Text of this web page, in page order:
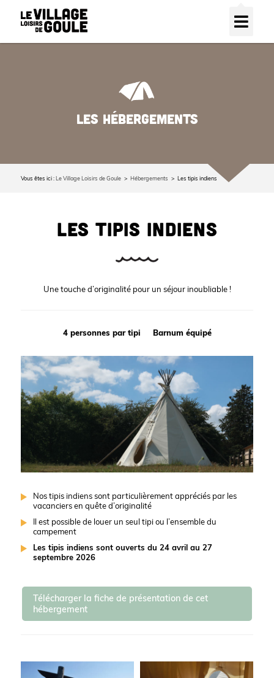
LES HÉBERGEMENTS
Vous êtes ici :Le Village Loisirs de Goule Hébergements Les tipis indiens
LES TIPIS INDIENS
Une touche d’originalité pour un séjour inoubliable !
4 personnes par tipi Barnum équipé
Nos tipis indiens sont particulièrement appréciés par les
vacanciers en quête d’originalité
Il est possible de louer un seul tipi ou l’ensemble du
campement
Les tipis indiens sont ouverts du 24 avril au 27
septembre 2026
Télécharger la fiche de présentation de cet
hébergement